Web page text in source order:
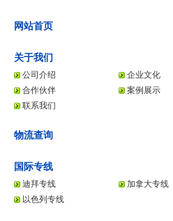
网站首页
关于我们
公司介绍
企业文化
合作伙伴
案例展示
联系我们
物流查询
国际专线
迪拜专线
加拿大专线
以色列专线